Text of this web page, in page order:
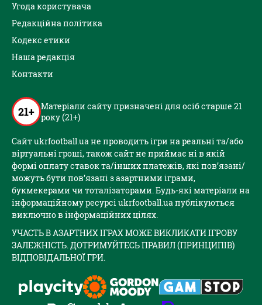
Угода користувача
Редакційна політика
Кодекс етики
Наша редакція
Контакти
21+ Матеріали сайту призначені для осіб старше 21
року (21+)
Сайт ukrfootball.ua не проводить ігри на реальні та/або
віртуальні гроші, також сайт не приймає ні в якій
формі оплату ставок та/інших платежів, які пов’язані/
можуть бути пов’язані з азартними іграми,
букмекерами чи тоталізаторами. Будь-які матеріали на
інформаційному ресурсі ukrfootball.ua публікуються
виключно в інформаційних цілях.
УЧАСТЬ В АЗАРТНИХ ІГРАХ МОЖЕ ВИКЛИКАТИ ІГРОВУ
ЗАЛЕЖНІСТЬ. ДОТРИМУЙТЕСЬ ПРАВИЛ (ПРИНЦИПІВ)
ВІДПОВІДАЛЬНОЇ ГРИ.